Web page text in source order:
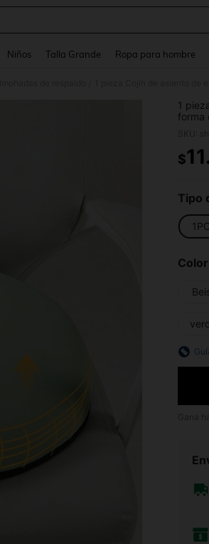
Niños Talla Grande Ropa para hombre
1
forma
en la
a
$
Tipo
1PC
Color